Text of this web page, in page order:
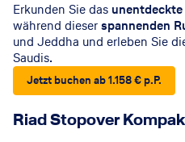
Erkunden Sie das
während dieserspannenden
und Jeddha und erleben Sie
Saudis.
Jetzt buchen ab 1.158 € p.P.
Riad Stopover